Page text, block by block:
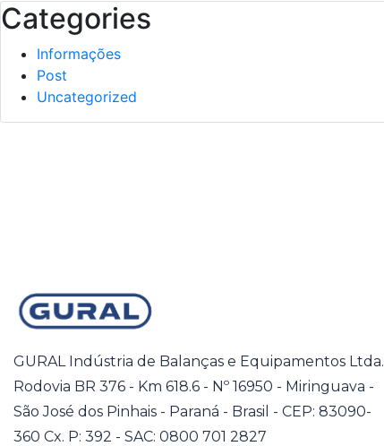
Categories
Informações
Post
Uncategorized
GURAL Indústria de Balanças e Equipamentos Ltda.
Rodovia BR 376 - Km 618.6 - Nº 16950 - Miringuava -
São José dos Pinhais - Paraná - Brasil - CEP: 83090-
360 Cx. P: 392 - SAC: 0800 701 2827